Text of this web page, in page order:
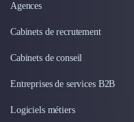
Agences
Cabinets de recrutement
Cabinets de conseil
Entreprises de services B2B
Logiciels métiers